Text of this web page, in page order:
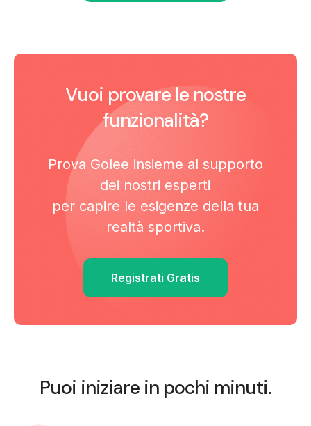
Vuoi provare le nostre
funzionalità?
Prova Golee insieme al supporto
dei nostri esperti
per capire le esigenze della tua
realtà sportiva.
Registrati Gratis
Puoi iniziare in pochi minuti.